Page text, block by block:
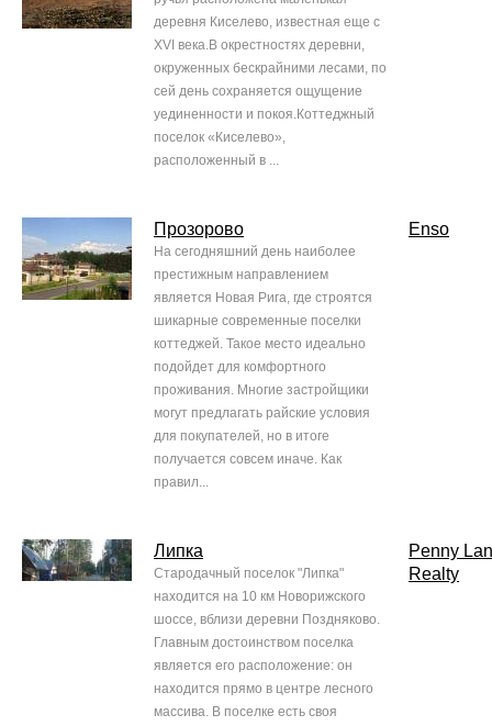
деревня Киселево, известная еще с
XVI века.В окрестностях деревни,
окруженных бескрайними лесами, по
сей день сохраняется ощущение
уединенности и покоя.Коттеджный
поселок «Киселево»,
расположенный в ...
Прозорово
На сегодняшний день наиболее
престижным направлением
является Новая Рига, где строятся
шикарные современные поселки
коттеджей. Такое место идеально
подойдет для комфортного
проживания. Многие застройщики
могут предлагать райские условия
для покупателей, но в итоге
получается совсем иначе. Как
правил...
Enso
Липка
Стародачный поселок "Липка"
находится на 10 км Новорижского
шоссе, вблизи деревни Поздняково.
Главным достоинством поселка
является его расположение: он
находится прямо в центре лесного
массива. В поселке есть своя
Penny
Realty